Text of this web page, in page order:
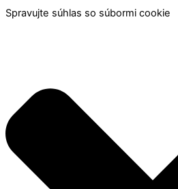
Spravujte súhlas so súbormi cookie